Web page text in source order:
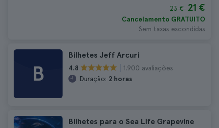
23 € 21 €
Cancelamento GRATUITO
Sem taxas escondidas
B
Bilhetes Jeff Arcuri
4.8
1.900 avaliações
Duração: 2 horas
Bilhetes para o Sea Life Grapevine